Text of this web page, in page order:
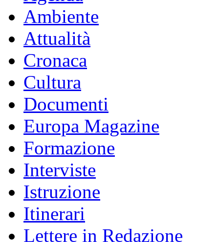
Ambiente
Attualità
Cronaca
Cultura
Documenti
Europa Magazine
Formazione
Interviste
Istruzione
Itinerari
Lettere in Redazione